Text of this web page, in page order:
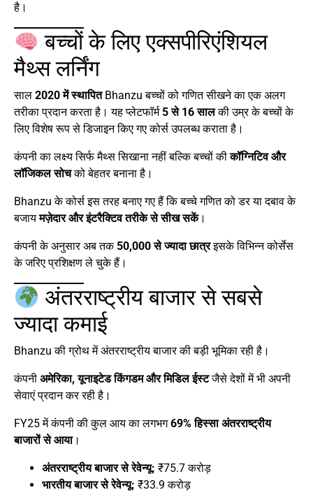
है।
बच्चों के लिए एक्सपीरिएंशियल
मैथ्स लर्निंग
साल 2020 में स्थापितBhanzu बच्चों को गणित सीखने का एक अलग
तरीका प्रदान करता है। यह प्लेटफॉर्म5 से 16 सालकी उम्र के बच्चों के
लिए विशेष रूप से डिजाइन किए गए कोर्स उपलब्ध कराता है।
कंपनी का लक्ष्य सिर्फ मैथ्स सिखाना नहीं बल्कि बच्चों कीकॉग्निटिव और
लॉजिकल सोचको बेहतर बनाना है।
Bhanzu के कोर्स इस तरह बनाए गए हैं कि बच्चे गणित को डर या दबाव के
बजायमज़ेदार और इंटरैक्टिव तरीके से सीख सकें।
कंपनी के अनुसार अब तक50,000 से ज्यादा छात्रइसके विभिन्न कोर्सेस
के जरिए प्रशिक्षण ले चुके हैं।
अंतरराष्ट्रीय बाजार से सबसे
ज्यादा कमाई
Bhanzu की ग्रोथ में अंतरराष्ट्रीय बाजार की बड़ी भूमिका रही है।
कंपनी अमेरिका, यूनाइटेड किंगडम और मिडिल ईस्टजैसे देशों में भी अपनी
सेवाएं प्रदान कर रही है।
FY25 में कंपनी की कुल आय का लगभग69% हिस्सा अंतरराष्ट्रीय
बाजारों से आया।
अंतरराष्ट्रीय बाजार से रेवेन्यू: ₹75.7 करोड़
भारतीय बाजार से रेवेन्यू: ₹33.9 करोड़